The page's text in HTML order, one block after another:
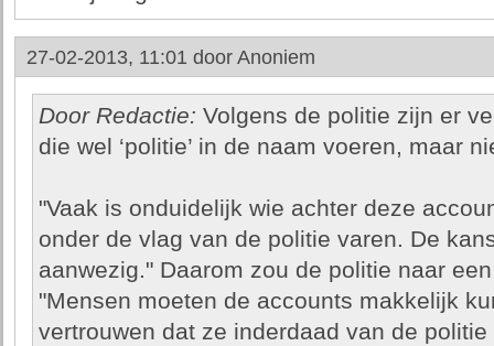
27-02-2013, 11:01 door Anoniem
Door Redactie: Volgens de politie zijn er
die wel ‘politie’ in de naam voeren, maar
"Vaak is onduidelijk wie achter deze
onder de vlag van de politie varen. De
aanwezig." Daarom zou de politie naar
"Mensen moeten de accounts makkelijk
vertrouwen dat ze inderdaad van de politie